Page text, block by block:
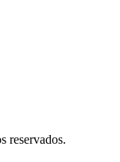
reservados.